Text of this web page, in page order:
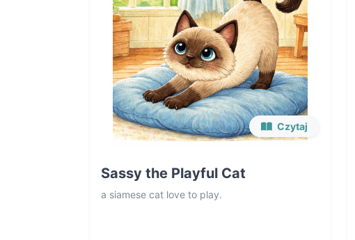
Czytaj
Sassy the Playful Cat
a siamese cat love to play.